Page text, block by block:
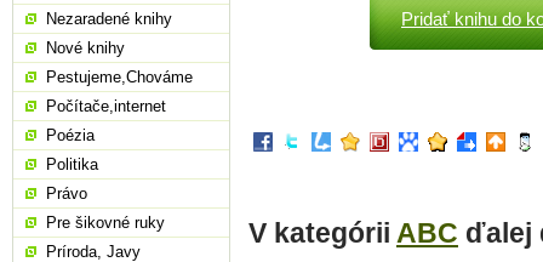
Pridať knihu do
V kategórii ABC ďalej
Nezaradené knihy
Nové knihy
Pestujeme,Chováme
Počítače,internet
Poézia
Politika
Právo
Pre šikovné ruky
Príroda, Javy